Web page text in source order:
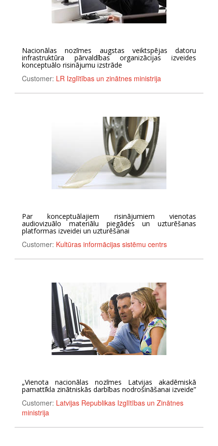
Nacionālas nozīmes augstas veiktspējas datoru
infrastruktūra pārvaldības organizācijas izveides
konceptuālo risinājumu izstrāde
Customer: LR Izglītības un zinātnes ministrija
Par konceptuālajiem risinājumiem vienotas
audiovizuālo materiālu piegādes un uzturēšanas
platformas izveidei un uzturēšanai
Customer: Kultūras informācijas sistēmu centrs
„Vienota nacionālas nozīmes Latvijas akadēmiskā
pamattīkla zinātniskās darbības nodrošināšanai izveide”
Customer: Latvijas Republikas Izglītības un Zinātnes
ministrija